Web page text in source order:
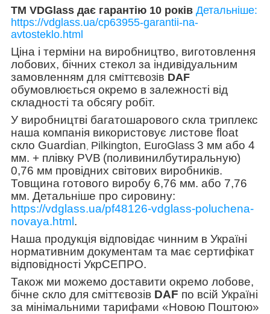
TM VDGlass дає гарантію 10 років Детальніше:
https://vdglass.ua/cp63955-garantii-na-
avtosteklo.html
Ціна і терміни на виробництво, виготовлення
лобових, бічних стекол за індивідуальним
замовленням для сміттєвозів DAF
обумовлюється окремо в залежності від
складності та обсягу робіт.
У виробництві багатошарового скла триплекс
наша компанія використовує листове float
скло Guardian Pilkington, EuroGlass 3 мм або 4
мм. + плівку PVB (поливинилбутиральную)
0,76 мм провідних світових виробників.
Товщина готового виробу 6,76 мм. або 7,76
мм. Детальніше про сировину:
https://vdglass.ua/pf48126-vdglass-poluchena-
novaya.html.
Наша продукція відповідає чинним в Україні
нормативним документам та має сертифікат
відповідності УкрСЕПРО.
Також ми можемо доставити окремо лобове,
бічне скло для сміттєвозів DAF по всій Україні
за мінімальними тарифами «Новою Поштою»